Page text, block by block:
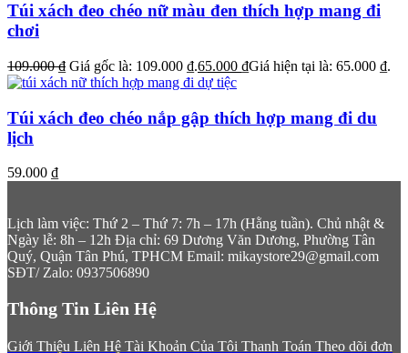
Túi xách đeo chéo nữ màu đen thích hợp mang đi
chơi
109.000₫ Giá gốc là: 109.000 ₫.65.000 ₫Giá hiện tại là: 65.000 ₫.
Túi xách đeo chéo nắp gập thích hợp mang đi du
lịch
59.000 ₫
Lịch làm việc: Thứ 2 – Thứ 7: 7h – 17h (Hằng tuần). Chủ nhật &
Ngày lễ: 8h – 12h Địa chỉ: 69 Dương Văn Dương, Phường Tân
Quý, Quận Tân Phú, TPHCM Email: mikaystore29@gmail.com
SĐT/ Zalo: 0937506890
Thông Tin Liên Hệ
Giới Thiệu Liên Hệ Tài Khoản Của Tôi Thanh Toán Theo dõi đơn